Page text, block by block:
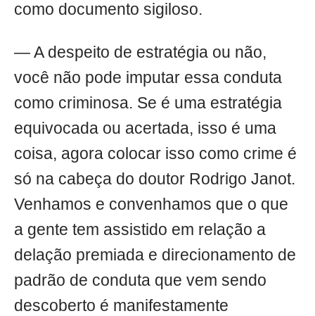
como documento sigiloso.
— A despeito de estratégia ou não,
você não pode imputar essa conduta
como criminosa. Se é uma estratégia
equivocada ou acertada, isso é uma
coisa, agora colocar isso como crime é
só na cabeça do doutor Rodrigo Janot.
Venhamos e convenhamos que o que
a gente tem assistido em relação a
delação premiada e direcionamento de
padrão de conduta que vem sendo
descoberto é manifestamente